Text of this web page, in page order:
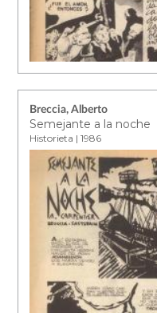
Breccia, Alberto
Semejante a la noche
Historieta | 1986